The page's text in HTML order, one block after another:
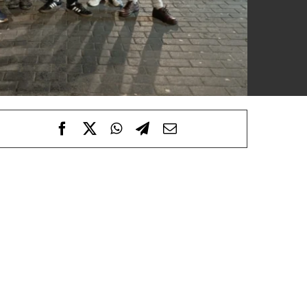
Rabas y vermut en Bilbao.
Este domingo fue domingo de ramos y para